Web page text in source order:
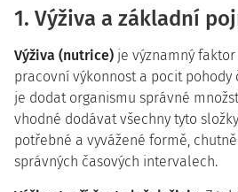
1. Výživa a základní
Výživa (nutrice) je významný
pracovní výkonnost a pocit pohody
je dodat organismu správné
vhodné dodávat všechny tyto
potřebné a vyvážené formě,
správných časových intervalech.